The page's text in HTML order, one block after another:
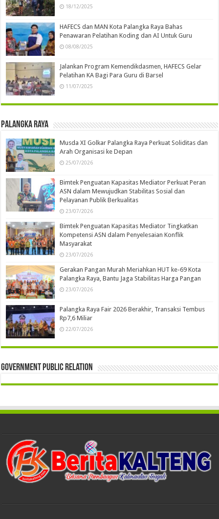
18/12/2025
HAFECS dan MAN Kota Palangka Raya Bahas
Penawaran Pelatihan Koding dan AI Untuk Guru
08/08/2025
Jalankan Program Kemendikdasmen, HAFECS Gelar
Pelatihan KA Bagi Para Guru di Barsel
11/07/2025
Palangka Raya
Musda XI Golkar Palangka Raya Perkuat Soliditas dan
Arah Organisasi ke Depan
25/07/2026
Bimtek Penguatan Kapasitas Mediator Perkuat Peran
ASN dalam Mewujudkan Stabilitas Sosial dan
Pelayanan Publik Berkualitas
23/07/2026
Bimtek Penguatan Kapasitas Mediator Tingkatkan
Kompetensi ASN dalam Penyelesaian Konflik
Masyarakat
23/07/2026
Gerakan Pangan Murah Meriahkan HUT ke-69 Kota
Palangka Raya, Bantu Jaga Stabilitas Harga Pangan
23/07/2026
Palangka Raya Fair 2026 Berakhir, Transaksi Tembus
Rp7,6 Miliar
22/07/2026
Government Public Relation